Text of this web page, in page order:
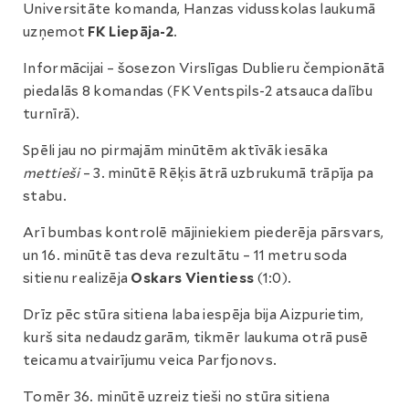
Universitāte komanda, Hanzas vidusskolas laukumā
uzņemot FK Liepāja-2.
Informācijai – šosezon Virslīgas Dublieru čempionātā
piedalās 8 komandas (FK Ventspils-2 atsauca dalību
turnīrā).
Spēli jau no pirmajām minūtēm aktīvāk iesāka
mettieši– 3. minūtē Rēķis ātrā uzbrukumā trāpīja pa
stabu.
Arī bumbas kontrolē mājiniekiem piederēja pārsvars,
un 16. minūtē tas deva rezultātu – 11 metru soda
sitienu realizēja Oskars Vientiess (1:0).
Drīz pēc stūra sitiena laba iespēja bija Aizpurietim,
kurš sita nedaudz garām, tikmēr laukuma otrā pusē
teicamu atvairījumu veica Parfjonovs.
Tomēr 36. minūtē uzreiz tieši no stūra sitiena